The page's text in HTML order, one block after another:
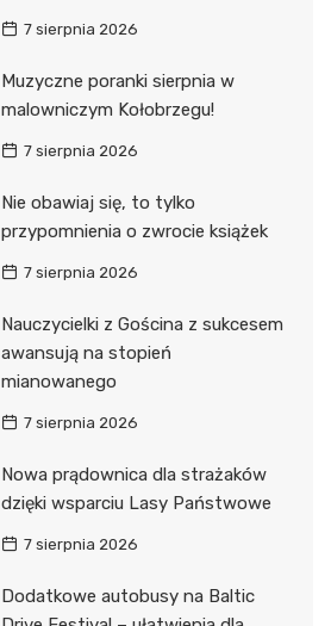
7 sierpnia 2026
Muzyczne poranki sierpnia w
malowniczym Kołobrzegu!
7 sierpnia 2026
Nie obawiaj się, to tylko
przypomnienia o zwrocie książek
7 sierpnia 2026
Nauczycielki z Gościna z sukcesem
awansują na stopień
mianowanego
7 sierpnia 2026
Nowa prądownica dla strażaków
dzięki wsparciu Lasy Państwowe
7 sierpnia 2026
Dodatkowe autobusy na Baltic